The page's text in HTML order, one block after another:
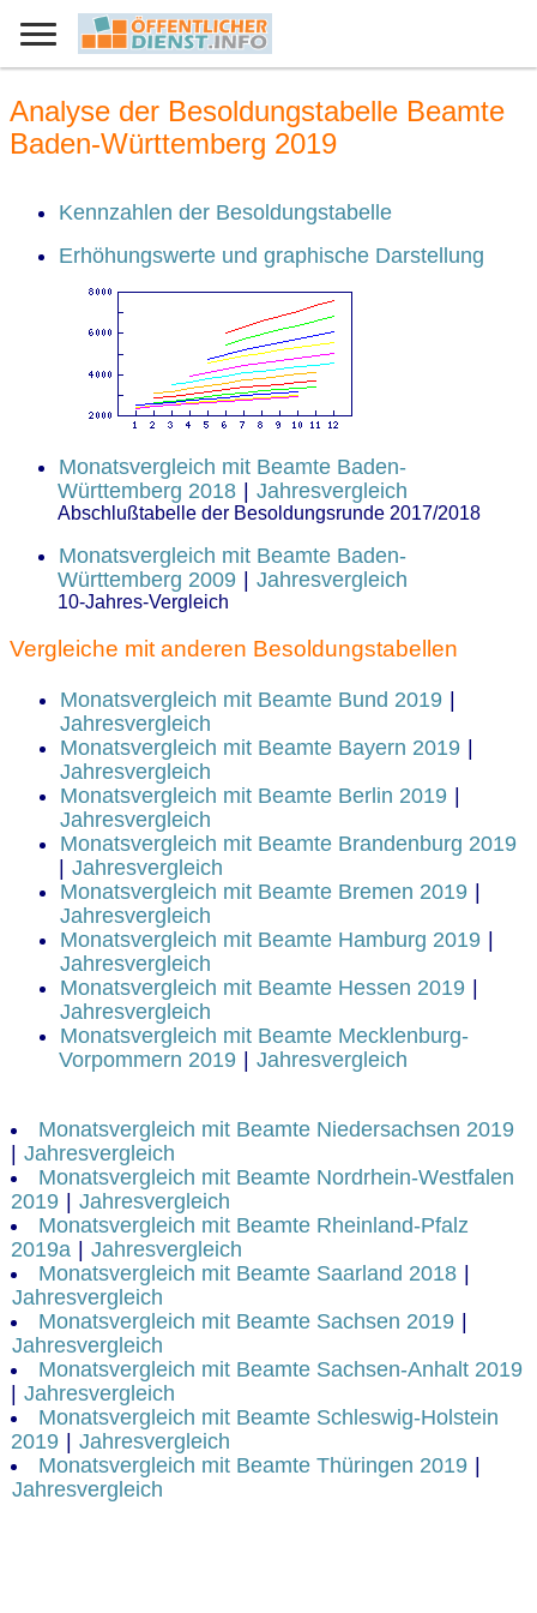
Analyse der Besoldungstabelle Beamte
Baden-Württemberg 2019
Kennzahlen der Besoldungstabelle
Erhöhungswerte und graphische Darstellung
Monatsvergleich mit Beamte Baden-
Württemberg 2018
Jahresvergleich
Abschlußtabelle der Besoldungsrunde 2017/2018
Monatsvergleich mit Beamte Baden-
Württemberg 2009
Jahresvergleich
10-Jahres-Vergleich
Vergleiche mit anderen Besoldungstabellen
Monatsvergleich mit Beamte Bund 2019 |
Jahresvergleich
Monatsvergleich mit Beamte Bayern 2019 |
Jahresvergleich
Monatsvergleich mit Beamte Berlin 2019 |
Jahresvergleich
Monatsvergleich mit Beamte Brandenburg 2019
| Jahresvergleich
Monatsvergleich mit Beamte Bremen 2019 |
Jahresvergleich
Monatsvergleich mit Beamte Hamburg 2019 |
Jahresvergleich
Monatsvergleich mit Beamte Hessen 2019 |
Jahresvergleich
Monatsvergleich mit Beamte Mecklenburg-
Vorpommern 2019 | Jahresvergleich
Monatsvergleich mit Beamte Niedersachsen 2019
| Jahresvergleich
Monatsvergleich mit Beamte Nordrhein-Westfalen
2019 | Jahresvergleich
Monatsvergleich mit Beamte Rheinland-Pfalz
2019a | Jahresvergleich
Monatsvergleich mit Beamte Saarland 2018 |
Jahresvergleich
Monatsvergleich mit Beamte Sachsen 2019 |
Jahresvergleich
Monatsvergleich mit Beamte Sachsen-Anhalt 2019
| Jahresvergleich
Monatsvergleich mit Beamte Schleswig-Holstein
2019 | Jahresvergleich
Monatsvergleich mit Beamte Thüringen 2019 |
Jahresvergleich